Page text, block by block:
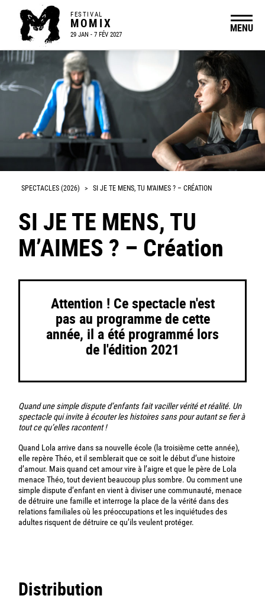
FESTIVAL
MOMIX
29 JAN - 7 FÉV 2027
MENU
SPECTACLES (2026) > SI JE TE MENS, TU M’AIMES ? – CRÉATION
SI JE TE MENS, TU
M’AIMES ? – Création
Attention ! Ce spectacle n'est
pas au programme de cette
année, il a été programmé lors
de l'édition 2021
Quand une simple dispute d’enfants fait vaciller vérité et réalité. Un
spectacle qui invite à écouter les histoires sans pour autant se fier à
tout ce qu’elles racontent !
Quand Lola arrive dans sa nouvelle école (la troisième cette année),
elle repère Théo, et il semblerait que ce soit le début d’une histoire
d’amour. Mais quand cet amour vire à l’aigre et que le père de Lola
menace Théo, tout devient beaucoup plus sombre. Ou comment une
simple dispute d’enfant en vient à diviser une communauté, menace
de détruire une famille et interroge la place de la vérité dans des
relations familiales où les préoccupations et les inquiétudes des
adultes risquent de détruire ce qu’ils veulent protéger.
Distribution